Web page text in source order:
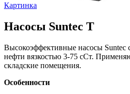
Картинка
Насосы Suntec T
Высокоэффективные насосы
нефти вязкостью 3-75 сСт.
складские помещения.
Особенности